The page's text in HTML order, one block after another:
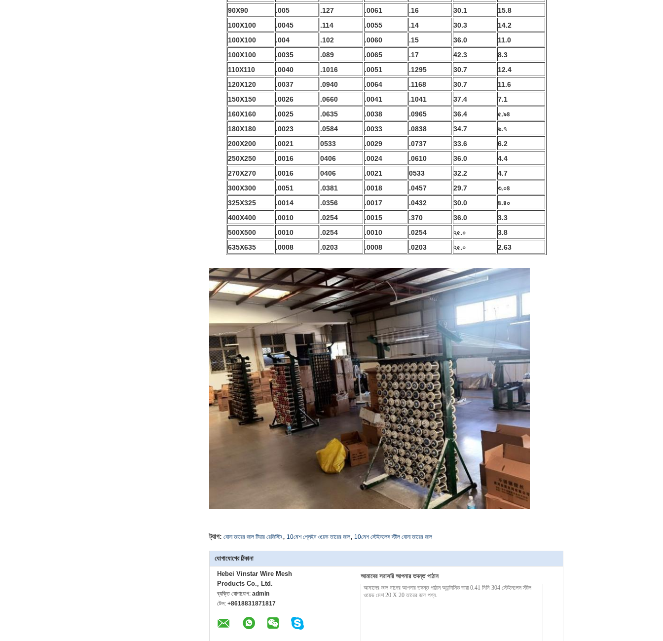
90X90
.005 .127 .0061 .16 30.1
15.8
100X100
.0045 .114 .0055 .14 30.3
14.2
100X100
.004 .102 .0060 .15 36.0
11.0
100X100
.0035 .089 .0065 .17 42.3
8.3
110X110
.0040 .1016 .0051 .1295 30.7
12.4
120X120
.0037 .0940 .0064 .1168 30.7
11.6
150X150
.0026 .0660 .0041 .1041 37.4
7.1
160X160
.0025 .0635 .0038 .0965 36.4
৫.৯৪
180X180
.0023 .0584 .0033 .0838 34.7
৬.৭
200X200
.0021 0533 .0029 .0737 33.6
6.2
250X250
.0016 0406 .0024 .0610 36.0
4.4
270X270
.0016 0406 .0021 0533 32.2
4.7
300X300
.0051 .0381 .0018 .0457 29.7
৩.০৪
325X325
.0014 .0356 .0017 .0432 30.0
৪.৪০
400X400
.0010 .0254 .0015 .370 36.0
3.3
500X500
.0010 .0254 .0010 .0254 ২৫.০
3.8
635X635
.0008 .0203 .0008 .0203 ২৫.০ 2.63
ট্যাগ: বোনা তারের জাল টিয়ার রেজিস্টিং, 10মেশ প্লেইন ওয়েভ তারের জাল, 10মেশ স্টেইনলেস স্টীল বোনা তারের জাল
যোগাযোগের ঠিকানা
Hebei Vinstar Wire Mesh
Products Co., Ltd.
ব্যক্তি যোগাযোগ: admin
টেল: +8618831871817
আমাদের সরাসরি আপনার তদন্ত পাঠান